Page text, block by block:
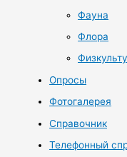
Фауна
Флора
Опросы
Фотогалерея
Справочник
Телефонный